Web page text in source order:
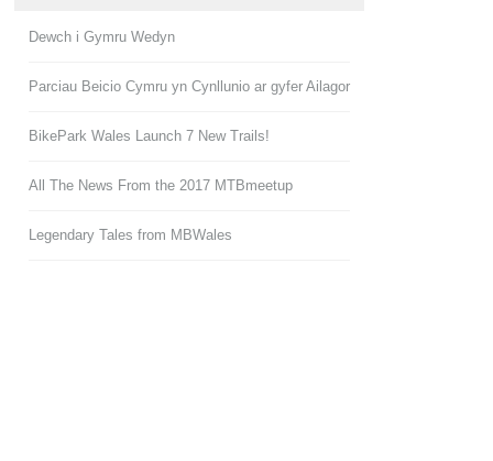
Dewch i Gymru Wedyn
Parciau Beicio Cymru yn Cynllunio ar gyfer Ailagor
BikePark Wales Launch 7 New Trails!
All The News From the 2017 MTBmeetup
Legendary Tales from MBWales